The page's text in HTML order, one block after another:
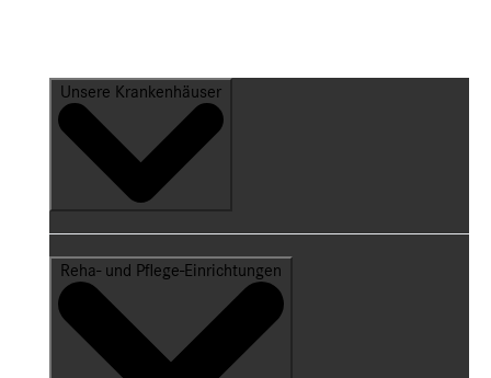
Unsere Krankenhäuser
Reha- und Pflege-Einrichtungen